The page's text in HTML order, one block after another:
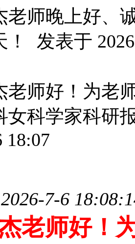
老师晚上好、
！ 发表于
老师好！为老
女科学家科研
18:07
7-6
老师好！